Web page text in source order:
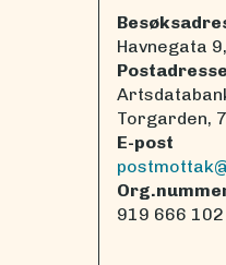
Havnegata
Postadresse
Torgarden,
E-post
919 666 102